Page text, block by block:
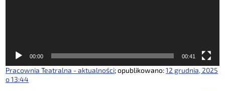
00:00 00:41
Pracownia Teatralna - aktualności; opublikowano:12 grudnia, 2025
o 13:44